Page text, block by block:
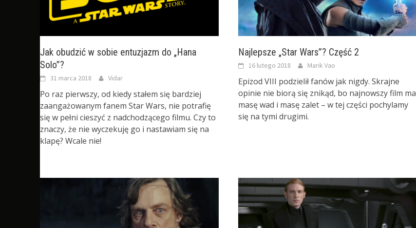
Jak obudzić w sobie entuzjazm do „Hana
Solo”?
31 marca 2018 Vidar
Po raz pierwszy, od kiedy stałem się bardziej
zaangażowanym fanem Star Wars, nie potrafię
się w pełni cieszyć z nadchodzącego filmu. Czy to
znaczy, że nie wyczekuję go i nastawiam się na
klapę? Wcale nie!
Najlepsze „Star Wars”? Część 2
16 lutego 2018 Marik Vao
Epizod VIII podzielił fanów jak nigdy. Skrajne
opinie nie biorą się znikąd, bo najnowszy film ma
masę wad i masę zalet – w tej części pochylamy
się na tymi drugimi.